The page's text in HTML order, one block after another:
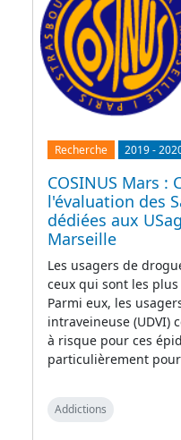
Recherche 2019-
COSINUS Mars :
l'évaluation des
dédiées aux
Marseille
Les usagers de
ceux qui sont les plus
Parmi eux, les
intraveineuse (UDVI)
à risque pour ces
particulièrement
Addictions